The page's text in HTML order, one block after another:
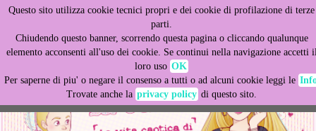
Questo sito utilizza cookie tecnici propri e dei cookie di profilazione di terze
parti.
Chiudendo questo banner, scorrendo questa pagina o cliccando qualunque
elemento acconsenti all'uso dei cookie. Se continui nella navigazione accetti
loro uso OK
Per saperne di piu' o negare il consenso a tutti o ad alcuni cookie leggi le
Trovate anche la privacy policy di questo sito.
This site uses cookies from Google to deliver its services
and to analyze traffic. Your IP address and user-agent are
shared with Google along with performance and security
metrics to ensure quality of service, generate usage
statistics, and to detect and address abuse.
LEARN MORE GOT IT